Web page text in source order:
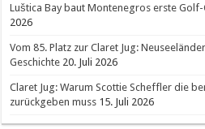
Luštica Bay baut Montenegros erste
2026
Vom 85. Platz zur Claret Jug:
Geschichte 20. Juli 2026
Claret Jug: Warum Scottie Scheffler die
zurückgeben muss 15. Juli 2026